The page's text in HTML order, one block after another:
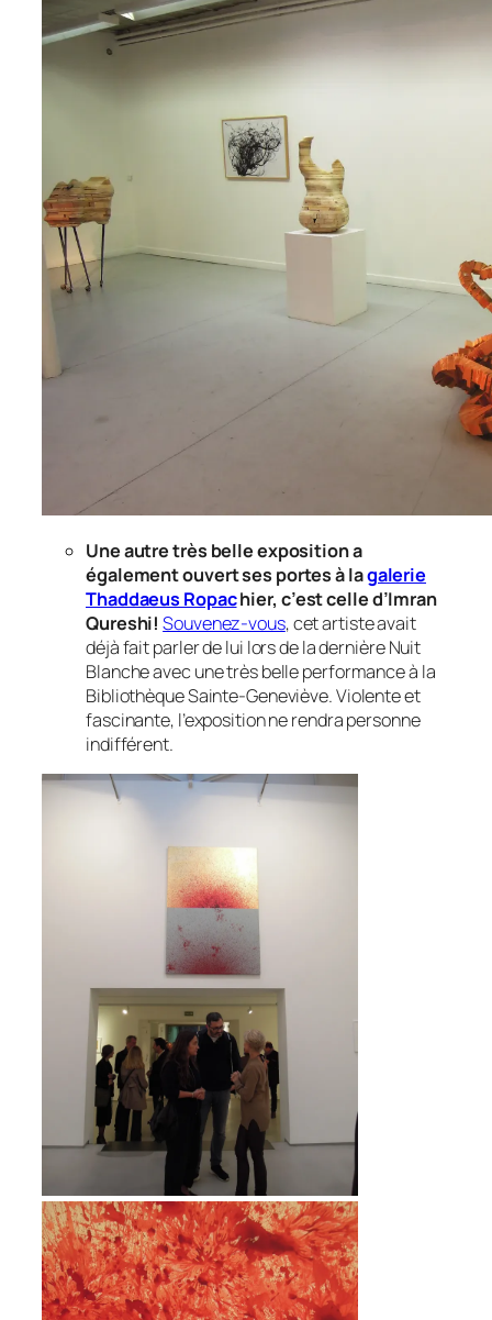
Une autre très belle exposition a
également ouvert ses portes à lagalerie
Thaddaeus Ropachier, c’est celle d’Imran
Qureshi! Souvenez-vous, cet artiste avait
déjà fait parler de lui lors de la dernière Nuit
Blanche avec une très belle performance à la
Bibliothèque Sainte-Geneviève. Violente et
fascinante, l’exposition ne rendra personne
indifférent.